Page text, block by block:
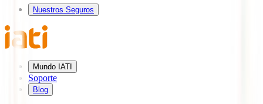
Nuestros Seguros
Mundo IATI
Soporte
Blog